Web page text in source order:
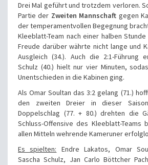
Drei Mal geführt und trotzdem verloren.
Partie der Zweiten Mannschaft gegen
der temperamentvollen Begegnung
Kleeblatt-Team nach einer halben
Freude darüber währte nicht lange und
Ausgleich (34.). Auch die 2:1-Führung
Schulz (40.) hielt nur vier Minuten,
Unentschieden in die Kabinen ging.
Als Omar Soultan das 3:2 gelang (71.)
den zweiten Dreier in dieser
Doppelschlag (77. + 80.) drehten die
Schluss-Offensive des Kleeblatt-
allen Mitteln wehrende Kameruner
Es spielten: Endre Lakatos, Omar
Sascha Schulz, Jan Carlo Böttcher